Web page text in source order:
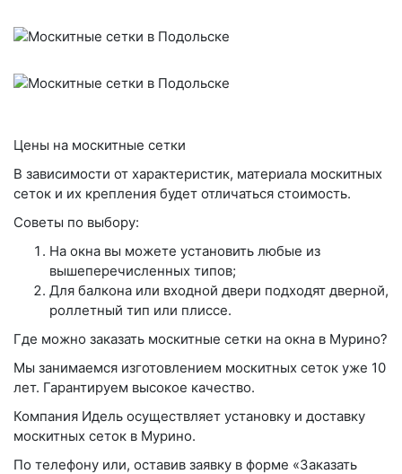
Цены на москитные сетки
В зависимости от характеристик, материала москитных
сеток и их крепления будет отличаться стоимость.
Советы по выбору:
На окна вы можете установить любые из
вышеперечисленных типов;
Для балкона или входной двери подходят дверной,
роллетный тип или плиссе.
Где можно заказать москитные сетки на окна в Мурино?
Мы занимаемся изготовлением москитных сеток уже 10
лет. Гарантируем высокое качество.
Компания Идель осуществляет установку и доставку
москитных сеток в Мурино.
По телефону или, оставив заявку в форме «Заказать